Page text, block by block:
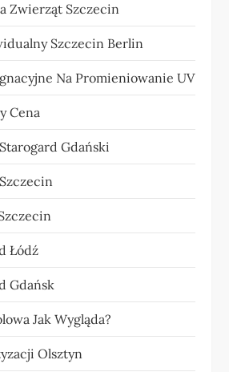
Zwierząt Szczecin
Szczecin Berlin
Na Promieniowanie UV
Cena
Gdański
Łódź
Gdańsk
Jak Wygląda?
Olsztyn